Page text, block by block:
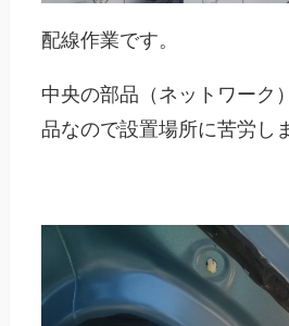
配線作業です。
中央の部品（ネットワーク
品なので設置場所に苦労し